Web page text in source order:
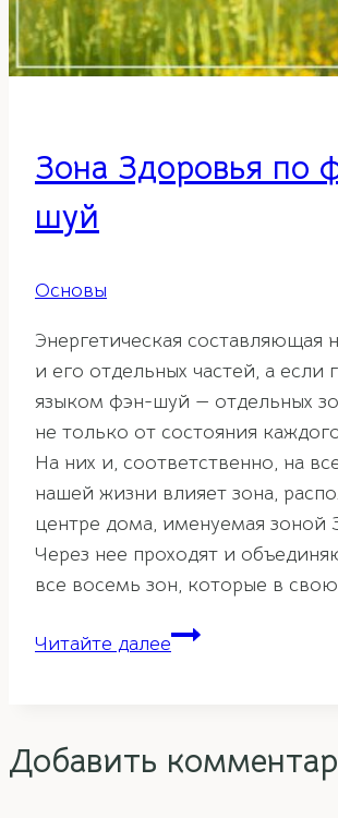
Зона Здоровья по
шуй
Основы
Энергетическая составляющая
и его отдельных частей, а если
языком фэн-шуй — отдельных
не только от состояния
На них и, соответственно, на
нашей жизни влияет зона,
центре дома, именуемая зоной
Через нее проходят и
все восемь зон, которые в
Читайте далееЗона
шуй
Добавить